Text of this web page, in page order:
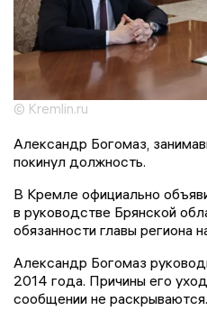
© Kremlin.ru
Александр Богомаз,
покинул должность.
В Кремле официально
в руководстве Брянской
обязанности главы региона
Александр Богомаз
2014 года. Причины его
сообщении не раскрываются.